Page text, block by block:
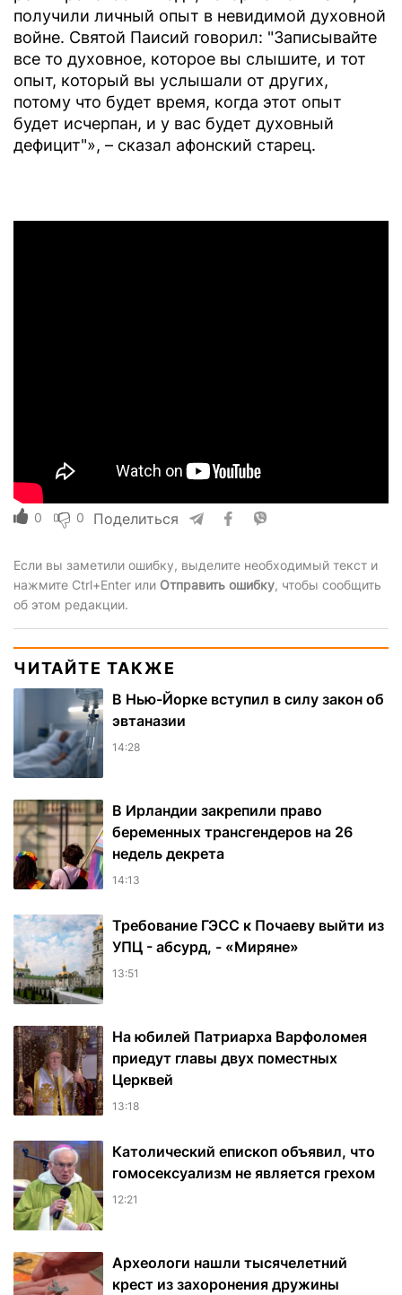
получили личный опыт в невидимой духовной
войне. Святой Паисий говорил: "Записывайте
все то духовное, которое вы слышите, и тот
опыт, который вы услышали от других,
потому что будет время, когда этот опыт
будет исчерпан, и у вас будет духовный
дефицит"», – сказал афонский старец.
0 0 Поделиться
Если вы заметили ошибку, выделите необходимый текст и
нажмите Ctrl+Enter или Отправить ошибку, чтобы сообщить
об этом редакции.
ЧИТАЙТЕ ТАКЖЕ
В Нью-Йорке вступил в силу закон об
эвтаназии
14:28
В Ирландии закрепили право
беременных трансгендеров на 26
недель декрета
14:13
Требование ГЭСС к Почаеву выйти из
УПЦ - абсурд, - «Миряне»
13:51
На юбилей Патриарха Варфоломея
приедут главы двух поместных
Церквей
13:18
Католический епископ объявил, что
гомосексуализм не является грехом
12:21
Археологи нашли тысячелетний
крест из захоронения дружины